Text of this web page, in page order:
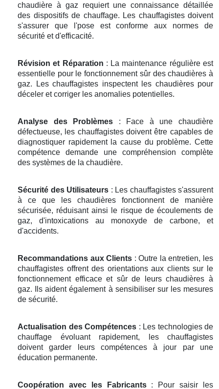
chaudière à gaz requiert une connaissance détaillée
des dispositifs de chauffage. Les chauffagistes doivent
s'assurer que l'pose est conforme aux normes de
sécurité et d'efficacité.
Révision et Réparation : La maintenance régulière est
essentielle pour le fonctionnement sûr des chaudières à
gaz. Les chauffagistes inspectent les chaudières pour
déceler et corriger les anomalies potentielles.
Analyse des Problèmes : Face à une chaudière
défectueuse, les chauffagistes doivent être capables de
diagnostiquer rapidement la cause du problème. Cette
compétence demande une compréhension complète
des systèmes de la chaudière.
Sécurité des Utilisateurs : Les chauffagistes s'assurent
à ce que les chaudières fonctionnent de manière
sécurisée, réduisant ainsi le risque de écoulements de
gaz, d'intoxications au monoxyde de carbone, et
d'accidents.
Recommandations aux Clients : Outre la entretien, les
chauffagistes offrent des orientations aux clients sur le
fonctionnement efficace et sûr de leurs chaudières à
gaz. Ils aident également à sensibiliser sur les mesures
de sécurité.
Actualisation des Compétences : Les technologies de
chauffage évoluant rapidement, les chauffagistes
doivent garder leurs compétences à jour par une
éducation permanente.
Coopération avec les Fabricants: Pour saisir les